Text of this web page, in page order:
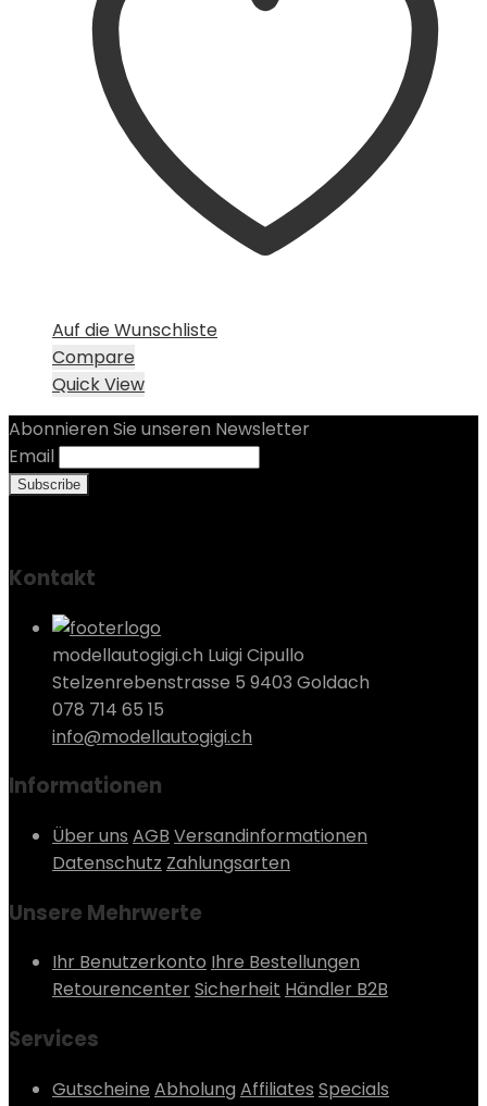
Auf die Wunschliste
Compare
Quick View
Abonnieren Sie unseren Newsletter
Email
Kontakt
modellautogigi.ch Luigi Cipullo
Stelzenrebenstrasse 5 9403 Goldach
078 714 65 15
info@modellautogigi.ch
Informationen
Über uns AGB Versandinformationen
Datenschutz Zahlungsarten
Unsere Mehrwerte
Ihr Benutzerkonto Ihre Bestellungen
RetourencenterSicherheit Händler B2B
Services
Gutscheine Abholung Affiliates Specials